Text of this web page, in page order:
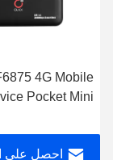
4G Mobile
Pocket Mini
Card Slot
احصل على